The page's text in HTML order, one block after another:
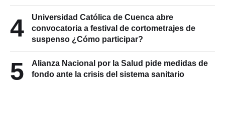
4
Universidad Católica de Cuenca abre
convocatoria a festival de cortometrajes de
suspenso ¿Cómo participar?
5
Alianza Nacional por la Salud pide medidas de
fondo ante la crisis del sistema sanitario